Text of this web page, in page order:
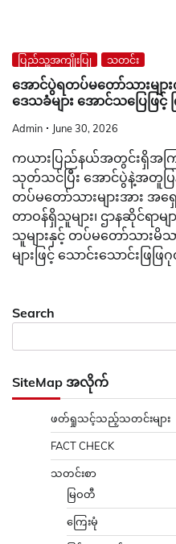
ပြည်သူ့အကျိုးပြု သတင်း
အောင်ပွဲရတပ်မတော်သားမျ
ဒေသခံများ အောင်သပြေဖြ
Admin June 30, 2026
ကယားပြည်နယ်အတွင်းရှိအက
သုတ်သင်ပြီး အောင်ပွဲနဲ့အတူပ
တပ်မတော်သားများအား အ
တာဝန်ရှိသူများ၊ ဌာနဆိုင်ရာမ
သူများနှင့် တပ်မတော်သားမိသ
များဖြင့် သောင်းသောင်းဖြ
Search
SiteMap အလိုက်
ဖတ်ရှုသင့်သည့်သတင်းများ
FACT CHECK
သတင်းစာ
မြဝတီ
ကြေးမုံ